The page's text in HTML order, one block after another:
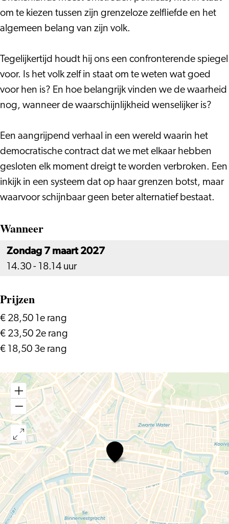
om te kiezen tussen zijn grenzeloze zelfliefde en het
algemeen belang van zijn volk.
Tegelijkertijd houdt hij ons een confronterende spiegel
voor. Is het volk zelf in staat om te weten wat goed
voor hen is? En hoe belangrijk vinden we de waarheid
nog, wanneer de waarschijnlijkheid wenselijker is?
Een aangrijpend verhaal in een wereld waarin het
democratische contract dat we met elkaar hebben
gesloten elk moment dreigt te worden verbroken. Een
inkijk in een systeem dat op haar grenzen botst, maar
waarvoor schijnbaar geen beter alternatief bestaat.
Wanneer
Zondag 7 maart 2027
14.30 - 18.14 uur
Prijzen
€ 28,50 1e rang
€ 23,50 2e rang
€ 18,50 3e rang
Beleef
Overdag:
Zuidpool
–
Alkibiades